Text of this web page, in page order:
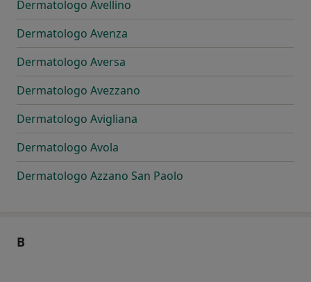
Dermatologo Avellino
Dermatologo Avenza
Dermatologo Aversa
Dermatologo Avezzano
Dermatologo Avigliana
Dermatologo Avola
Dermatologo Azzano San Paolo
B